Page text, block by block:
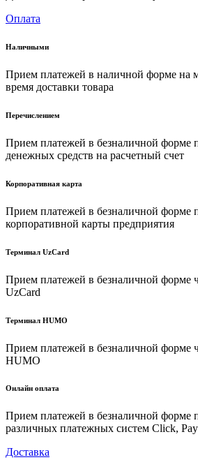
Оплата
Наличными
Прием платежей в наличной форме на
время доставки товара
Перечислением
Прием платежей в безналичной форме
денежных средств на расчетный счет
Корпоративная карта
Прием платежей в безналичной форме
корпоративной карты предприятия
Терминал UzCard
Прием платежей в безналичной форме
UzCard
Терминал HUMO
Прием платежей в безналичной форме
HUMO
Онлайн оплата
Прием платежей в безналичной форме
различных платежных систем Click,
Доставка